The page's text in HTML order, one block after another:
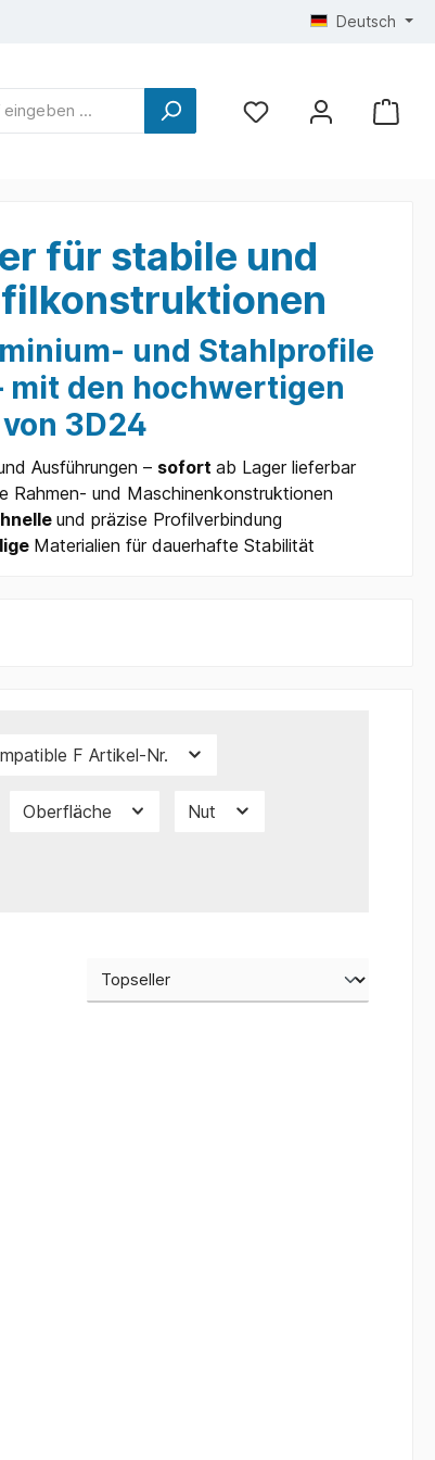
Deutsch
für stabile und
und Stahlprofile
mit den hochwertigen
3D24
Ausführungen – sofort ab Lager lieferbar
Rahmen- und Maschinenkonstruktionen
und präzise Profilverbindung
Materialien für dauerhafte Stabilität
F Artikel-Nr.
Oberfläche Nut